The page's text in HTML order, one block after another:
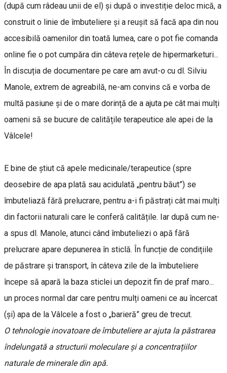
(după cum râdeau unii de el) și după o investiție deloc mică, a
construit o linie de îmbuteliere și a reușit să facă apa din nou
accesibilă oamenilor din toată lumea, care o pot fie comanda
online fie o pot cumpăra din câteva rețele de hipermarketuri...
În discuția de documentare pe care am avut-o cu dl. Silviu
Manole, extrem de agreabilă, ne-am convins că e vorba de
multă pasiune și de o mare dorință de a ajuta pe cât mai mulți
oameni să se bucure de calitățile terapeutice ale apei de la
Vâlcele!
E bine de știut că apele medicinale/terapeutice (spre
deosebire de apa plată sau acidulată „pentru băut”) se
îmbuteliază fără prelucrare, pentru a-i fi păstrați cât mai mulți
din factorii naturali care le conferă calitățile. Iar după cum ne-
a spus dl. Manole, atunci când îmbuteliezi o apă fără
prelucrare apare depunerea în sticlă. În funcție de condițiile
de păstrare și transport, în câteva zile de la îmbuteliere
începe să apară la baza sticlei un depozit fin de praf maro...
un proces normal dar care pentru mulți oameni ce au încercat
(și) apa de la Vâlcele a fost o „barieră” greu de trecut.
O tehnologie inovatoare de îmbuteliere ar ajuta la păstrarea
îndelungată a structurii moleculare și a concentrațiilor
naturale de minerale din apă.